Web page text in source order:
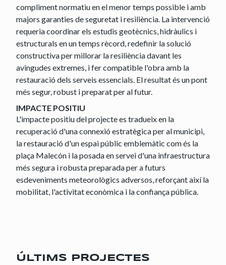
compliment normatiu en el menor temps possible i amb
majors garanties de seguretat i resiliència. La intervenció
requeria coordinar els estudis geotècnics, hidràulics i
estructurals en un temps rècord, redefinir la solució
constructiva per millorar la resiliència davant les
avingudes extremes, i fer compatible l'obra amb la
restauració dels serveis essencials. El resultat és un pont
més segur, robust i preparat per al futur.
IMPACTE POSITIU
L'impacte positiu del projecte es tradueix en la
recuperació d'una connexió estratègica per al municipi,
la restauració d'un espai públic emblemàtic com és la
plaça Malecón i la posada en servei d'una infraestructura
més segura i robusta preparada per a futurs
esdeveniments meteorològics adversos, reforçant així la
mobilitat, l'activitat econòmica i la confiança pública.
ÚLTIMS PROJECTES